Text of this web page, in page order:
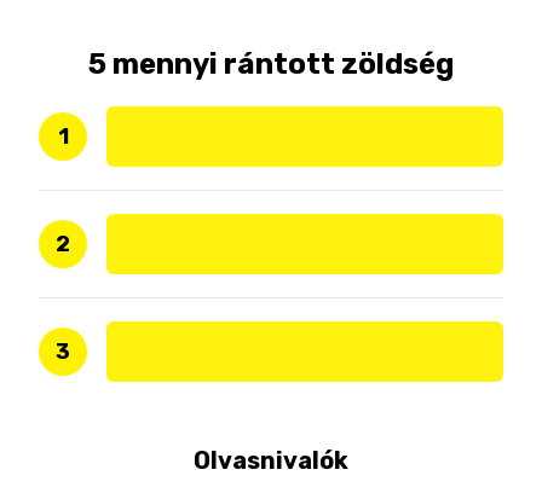
5 mennyi rántott zöldség
1
2
3
Olvasnivalók